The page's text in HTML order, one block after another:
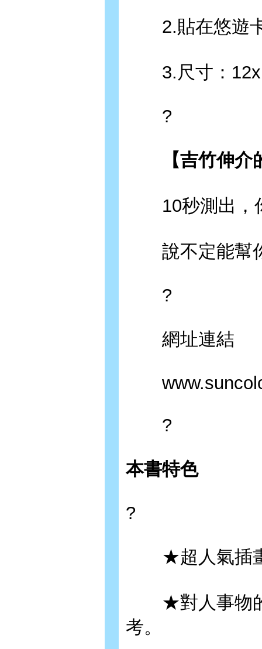
2.貼在悠遊卡
3.尺寸：
?
【吉竹伸介
10秒測出，
說不定能幫
?
網址連結
?
本書特色
?
★超人氣插畫
★對人事物的
考。